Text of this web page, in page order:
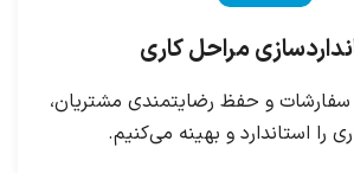
مراحل کاری
سفارشات و حفظ رضایتمندی مشتریان،
را استاندارد و بهینه می‌کنیم.